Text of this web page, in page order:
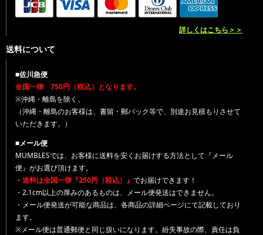
詳しくはこちら＞＞
送料について
■佐川急便
全国一律 750円（税込）となります。
※沖縄・離島を除く。
（沖縄・離島のお客様は、書留・郵パック等で、別途お見積もりさせて
いただきます。）
■メール便
MUMBLESでは、お客様に送料を安くお届けする方法として『メール
便』がお選び頂けます。
・ 送料は全国一律『250円（税込）』 でお届けできます！
・2.1cm以上の厚みのあるものは、メール便発送はできません。
・メール便発送が可能な商品は、各商品の詳細ページにて記載しており
ます。
※メール便は普通郵便と同じ扱いになります。紛失事故の際、責任は負